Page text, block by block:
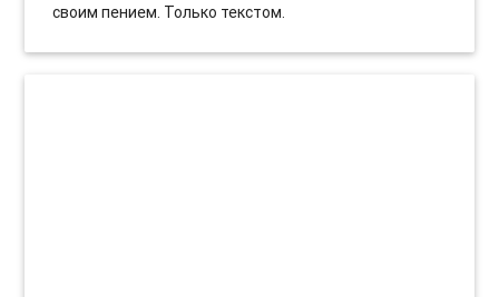
своим пением. Только текстом.